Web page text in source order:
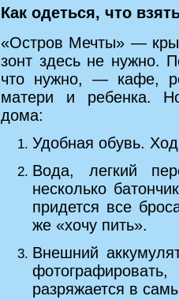
Как одеться, что
«Остров Мечты» —
зонт здесь не нужно.
что нужно, — кафе,
матери и ребенка.
дома:
Удобная обувь.
Вода, легкий
несколько
придется все
же «хочу пить».
Внешний
разряжается в